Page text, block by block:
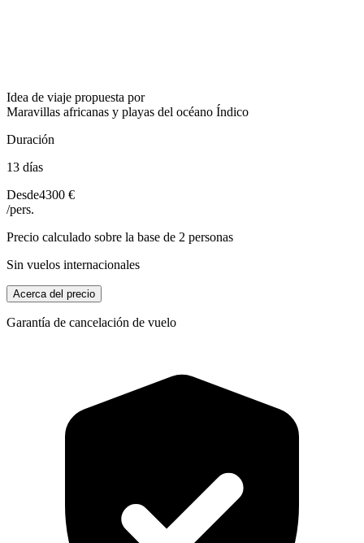
Idea de viaje propuesta por
Maravillas africanas y playas del océano Índico
Duración
13 días
Desde4300 €
/pers.
Precio calculado sobre la base de 2 personas
Sin vuelos internacionales
Acerca del precio
Garantía de cancelación de vuelo